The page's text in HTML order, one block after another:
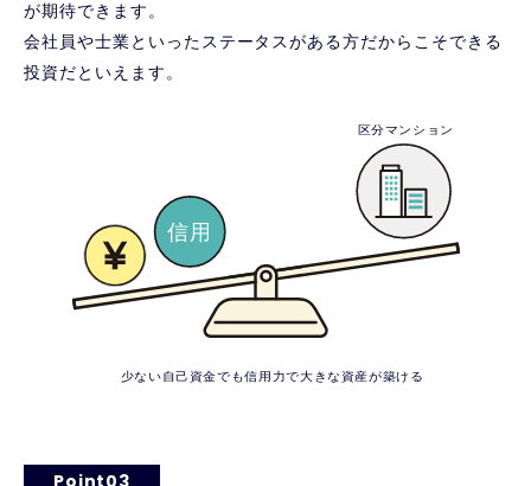
が期待できます。
会社員や士業といったステータスがある方だからこそできる
投資だといえます。